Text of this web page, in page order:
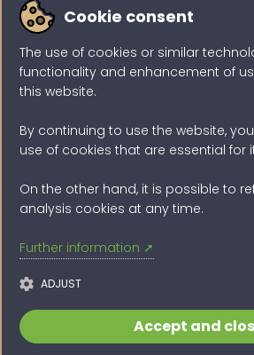
Sind Sie auf der Suche?
SUCHEN
einfach teilen - per Link oder E-Mail
Copyright & Powered by ©DROPPY.ch
IN DER SCHWEIZ ENTWICKELT
Cookie consent
The use of cookies or similar
functionality and enhancement of
this website.
By continuing to use the website,
use of cookies that are essential for
On the other hand, it is possible to
analysis cookies at any time.
Further information ➚
ADJUST
Accept and